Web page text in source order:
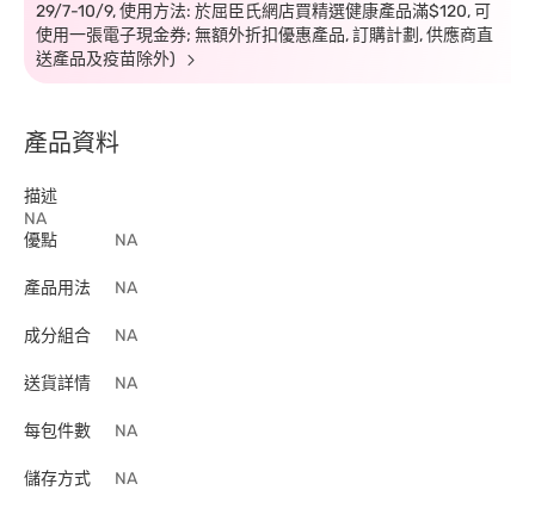
29/7-10/9, 使用方法: 於屈臣氏網店買精選健康產品滿$120, 可
使用一張電子現金券; 無額外折扣優惠產品, 訂購計劃, 供應商直
送產品及疫苗除外)
產品資料
描述
NA
優點
NA
產品用法 NA
成分組合 NA
送貨詳情 NA
每包件數 NA
儲存方式 NA